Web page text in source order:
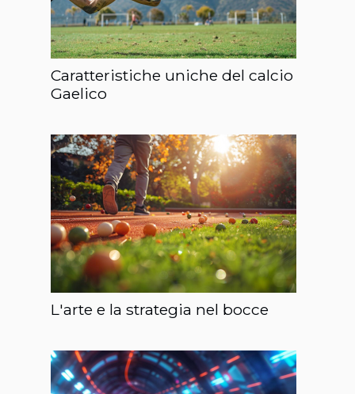
Caratteristiche uniche del calcio
Gaelico
L'arte e la strategia nel bocce